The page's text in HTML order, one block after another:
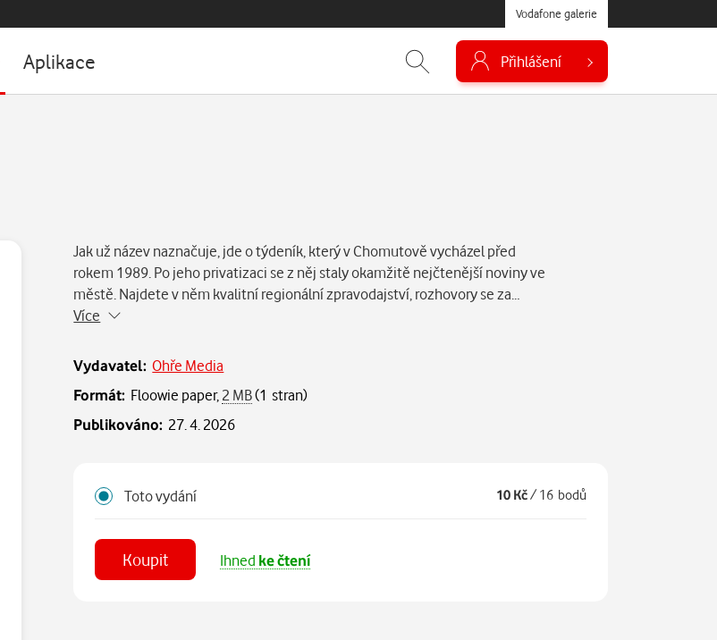
Vodafone galerie
Aplikace Přihlášení
Jak už název naznačuje, jde o týdeník, který v Chomutově vycházel před
rokem 1989. Po jeho privatizaci se z něj staly okamžitě nejčtenější noviny ve
městě. Najdete v něm kvalitní regionální zpravodajství, rozhovory se za…
Více
Vydavatel: Ohře Media
Formát: Floowie paper, 2 MB(1 stran)
Publikováno: 27. 4. 2026
Toto vydání 10 Kč/ 16 bodů
Koupit Ihned ke čtení